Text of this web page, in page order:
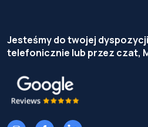
Jesteśmy do twojej
telefonicznie lub przez czat,